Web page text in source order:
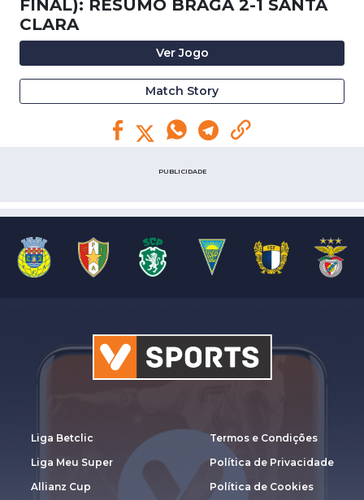
FINAL): RESUMO BRAGA 2-1 SANTA
CLARA
Ver Jogo
Match Story
PUBLICIDADE
Liga Betclic
Liga Meu Super
Allianz Cup
Termos e Condições
Política de Privacidade
Política de Cookies